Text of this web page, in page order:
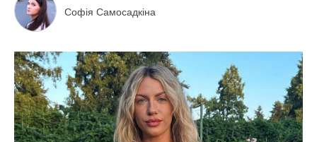
Софія Самосадкіна